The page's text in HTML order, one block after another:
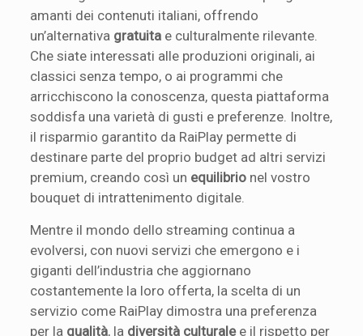
amanti dei contenuti italiani, offrendo
un’alternativa gratuita e culturalmente rilevante.
Che siate interessati alle produzioni originali, ai
classici senza tempo, o ai programmi che
arricchiscono la conoscenza, questa piattaforma
soddisfa una varietà di gusti e preferenze. Inoltre,
il risparmio garantito da RaiPlay permette di
destinare parte del proprio budget ad altri servizi
premium, creando così un equilibrio nel vostro
bouquet di intrattenimento digitale.
Mentre il mondo dello streaming continua a
evolversi, con nuovi servizi che emergono e i
giganti dell’industria che aggiornano
costantemente la loro offerta, la scelta di un
servizio come RaiPlay dimostra una preferenza
per la qualità, la diversità culturalee il rispetto per